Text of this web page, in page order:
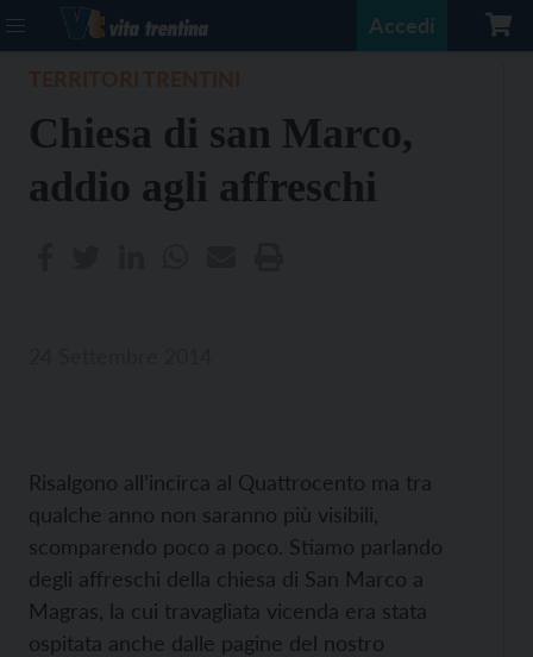
Accedi
Chiesa di san Marco,
addio agli affreschi
Risalgono all’incirca al Quattrocento ma tra
qualche anno non saranno più visibili,
scomparendo poco a poco. Stiamo parlando
degli affreschi della chiesa di San Marco a
Magras, la cui travagliata vicenda era stata
ospitata anche dalle pagine del nostro